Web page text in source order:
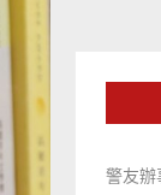
警友辦